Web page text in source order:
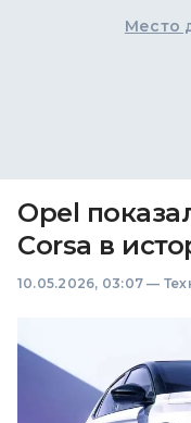
Место
Opel
Corsa в
10.05.2026, 03:07 —